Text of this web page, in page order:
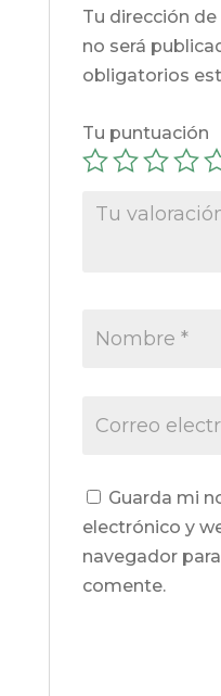
Tu dirección
no será
obligatorios
Tu puntuación
Guarda mi
electrónico y
navegador
comente.